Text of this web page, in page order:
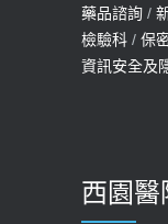
114年【
預約
2025-09-30
【快速
藥品諮詢 /
檢驗科 / 保
資訊安全及
西園醫